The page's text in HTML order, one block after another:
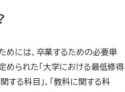
めには、卒業するための必要単
められた「大学における最低修得
する科目」、「教科に関する科